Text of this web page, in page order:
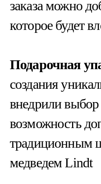
заказа можно
которое будет
Подарочная
создания
внедрили
возможность
традиционным
медведем Lindt